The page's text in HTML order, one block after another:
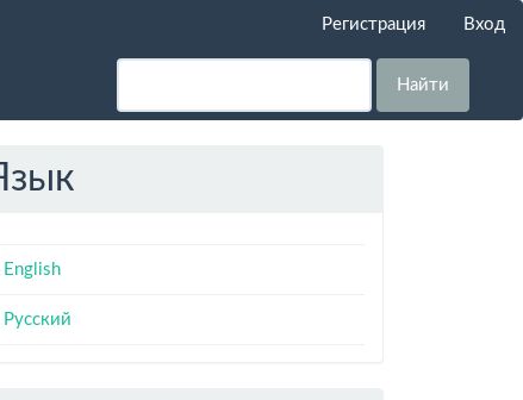
Регистрация Вход
Найти
English
Русский